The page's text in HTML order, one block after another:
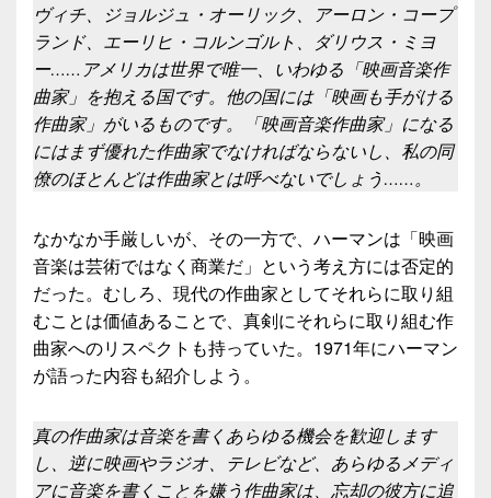
ヴィチ、ジョルジュ・オーリック、アーロン・コープ
ランド、エーリヒ・コルンゴルト、ダリウス・ミヨ
ー……アメリカは世界で唯一、いわゆる「映画音楽作
曲家」を抱える国です。他の国には「映画も手がける
作曲家」がいるものです。「映画音楽作曲家」になる
にはまず優れた作曲家でなければならないし、私の同
僚のほとんどは作曲家とは呼べないでしょう……。
なかなか手厳しいが、その一方で、ハーマンは「映画
音楽は芸術ではなく商業だ」という考え方には否定的
だった。むしろ、現代の作曲家としてそれらに取り組
むことは価値あることで、真剣にそれらに取り組む作
曲家へのリスペクトも持っていた。1971年にハーマン
が語った内容も紹介しよう。
真の作曲家は音楽を書くあらゆる機会を歓迎します
し、逆に映画やラジオ、テレビなど、あらゆるメディ
アに音楽を書くことを嫌う作曲家は、忘却の彼方に追